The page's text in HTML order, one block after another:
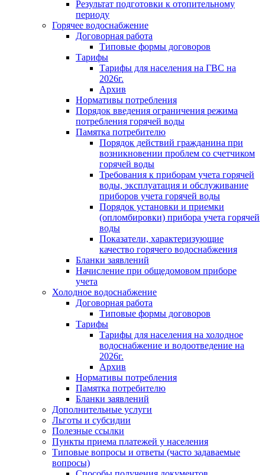
Результат подготовки к отопительному
периоду
Горячее водоснабжение
Договорная работа
Типовые формы договоров
Тарифы
Тарифы для населения на ГВС на
2026г.
Архив
Нормативы потребления
Порядок введения ограничения режима
потребления горячей воды
Памятка потребителю
Порядок действий гражданина при
возникновении проблем со счетчиком
горячей воды
Требования к приборам учета горячей
воды, эксплуатация и обслуживание
приборов учета горячей воды
Порядок установки и приемки
(опломбировки) прибора учета горячей
воды
Показатели, характеризующие
качество горячего водоснабжения
Бланки заявлений
Начисление при общедомовом приборе
учета
Холодное водоснабжение
Договорная работа
Типовые формы договоров
Тарифы
Тарифы для населения на холодное
водоснабжение и водоотведение на
2026г.
Архив
Нормативы потребления
Памятка потребителю
Бланки заявлений
Дополнительные услуги
Льготы и субсидии
Полезные ссылки
Пункты приема платежей у населения
Типовые вопросы и ответы (часто задаваемые
вопросы)